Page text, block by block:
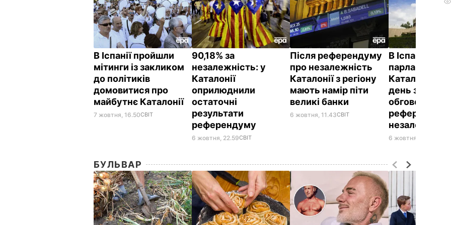
В Іспанії пройшли
мітинги із закликом
до політиків
домовитися про
майбутнє Каталонії
7 жовтня, 16.50СВІТ
90,18% за
незалежність: у
Каталонії
оприлюднили
остаточні
результати
референдуму
6 жовтня, 22.59СВІТ
Після референдуму
про незалежність
Каталонії з регіону
мають намір піти
великі банки
6 жовтня, 11.43СВІТ
В Іспанії
парламенту
Каталонії
день
обговорення
референдуму
незалежність
6 жовтня, 00.06
БУЛЬВАР